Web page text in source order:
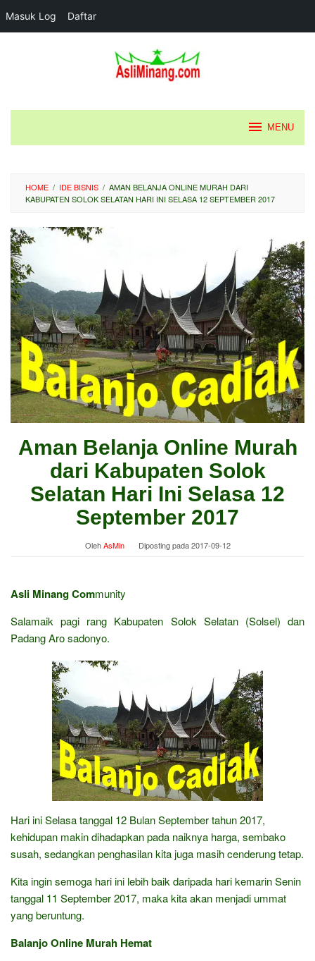
Masuk Log Daftar
MENU
HOME / IDE BISNIS / AMAN BELANJA ONLINE MURAH DARI
KABUPATEN SOLOK SELATAN HARI INI SELASA 12 SEPTEMBER 2017
Aman Belanja Online Murah
dari Kabupaten Solok
Selatan Hari Ini Selasa 12
September 2017
OlehAsMin Diposting pada2017-09-12
Asli Minang Community
Salamaik pagi rang Kabupaten Solok Selatan (Solsel) dan
Padang Aro sadonyo.
Hari ini Selasa tanggal 12 Bulan September tahun 2017,
kehidupan makin dihadapkan pada naiknya harga, sembako
susah, sedangkan penghasilan kita juga masih cenderung tetap.
Kita ingin semoga hari ini lebih baik daripada hari kemarin Senin
tanggal 11 September 2017, maka kita akan menjadi ummat
yang beruntung.
Balanjo Online Murah Hemat